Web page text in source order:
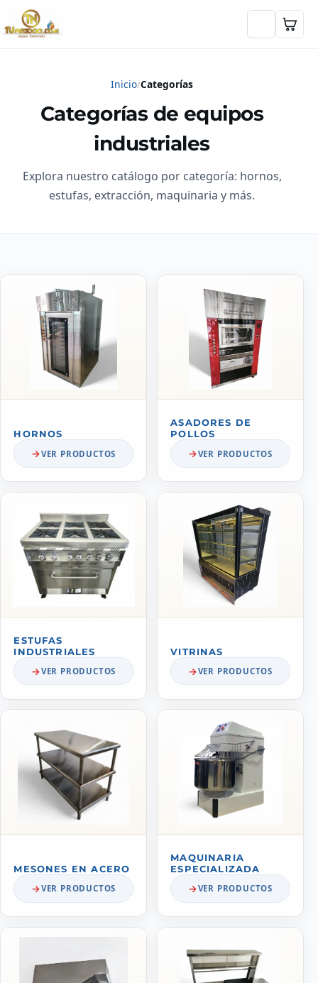
Inicio Categorías
Categorías de equipos
industriales
Explora nuestro catálogo por categoría: hornos,
estufas, extracción, maquinaria y más.
HORNOS
VER PRODUCTOS
ASADORES DE
POLLOS
VER PRODUCTOS
ESTUFAS
INDUSTRIALES
VER PRODUCTOS
VITRINAS
VER PRODUCTOS
MESONES EN ACERO
VER PRODUCTOS
MAQUINARIA
ESPECIALIZADA
VER PRODUCTOS